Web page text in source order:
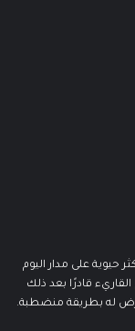
حيوية على مدار اليوم
قادرًا بعد ذلك
له بطريقة منضطبة.